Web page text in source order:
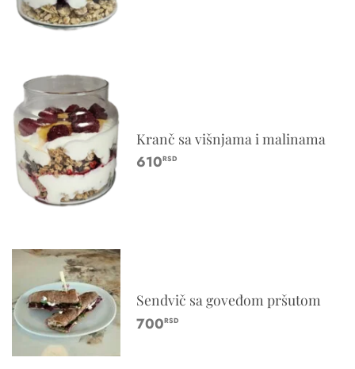
Kranč sa višnjama i malinama
610RSD
Sendvič sa goveđom pršutom
700RSD